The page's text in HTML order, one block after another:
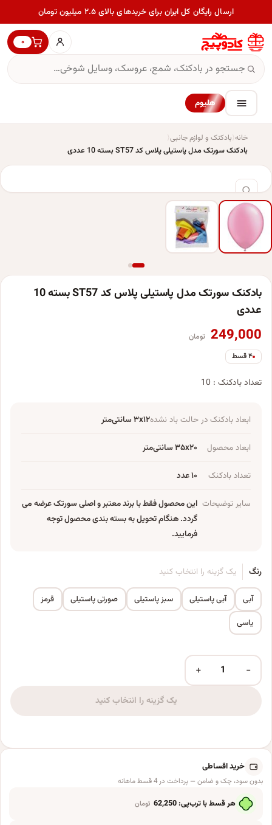
ارسال رایگان کل ایران برای خریدهای بالای ۲.۵ میلیون تومان
۰
هلیوم
خانه بادکنک و لوازم جانبی
بادکنک سورتک مدل پاستیلی پلاس کد ST57 بسته 10 عددی
بادکنک سورتک مدل پاستیلی پلاس کد ST57 بسته 10
عددی
249,000 تومان
۴ قسط
تعداد بادکنک : 10
ابعاد بادکنک در حالت باد نشده۳x۱۲ سانتی‌متر
ابعاد محصول ۳۵x۲۰ سانتی‌متر
تعداد بادکنک ۱۰ عدد
سایر توضیحات این محصول فقط با برند معتبر و اصلی سورتک عرضه می
گردد. هنگام تحویل به بسته بندی محصول توجه
فرمایید.
رنگ یک گزینه را انتخاب کنید
آبی آبی پاستیلی سبز پاستیلی صورتی پاستیلی
قرمز
یاسی
بادکنک سورتک مدل پاستیلی پلاس کد ST57 بسته 10 عددی عدد
−
+
یک گزینه را انتخاب کنید
خرید اقساطی
بدون سود، چک و ضامن — پرداخت در 4 قسط ماهانه
هر قسط با ترب‌پی:62,250 تومان